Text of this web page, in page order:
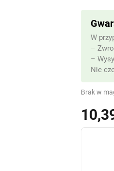
Brak w
W
–
–
Nie